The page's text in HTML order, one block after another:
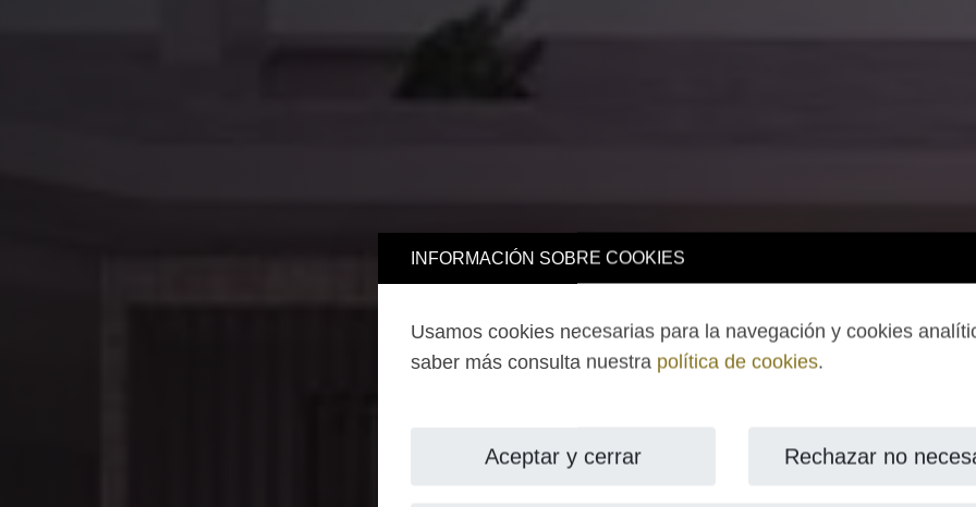
INFORMACIÓN SOBRE COOKIES
Usamos cookies necesarias para la navegación y cookies
saber más consulta nuestra política de cookies.
Aceptar y cerrar Rechazar no